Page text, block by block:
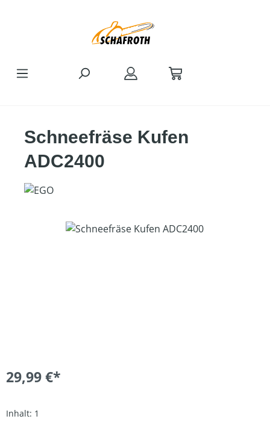
Schneefräse Kufen
ADC2400
Bildergalerie überspringen
29,99 €*
Inhalt: 1